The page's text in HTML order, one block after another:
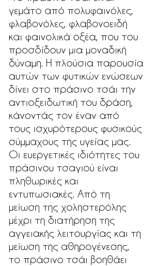
γεμάτο από πολυφαινόλες,
φλαβονόλες, φλαβονοειδή
και φαινολικά οξέα, που του
προσδίδουν μια μοναδική
δύναμη. Η πλούσια παρουσία
αυτών των φυτικών ενώσεων
δίνει στο πράσινο τσάι την
αντιοξειδωτική του δράση,
κάνοντάς τον έναν από
τους ισχυρότερους φυσικούς
σύμμαχους της υγείας μας.
Οι ευεργετικές ιδιότητες του
πράσινου τσαγιού είναι
πληθωρικές και
εντυπωσιακές. Από τη
μείωση της χοληστερόλης
μέχρι τη διατήρηση της
αγγειακής λειτουργίας και τη
μείωση της αθηρογένεσης,
το πράσινο τσάι βοηθάει